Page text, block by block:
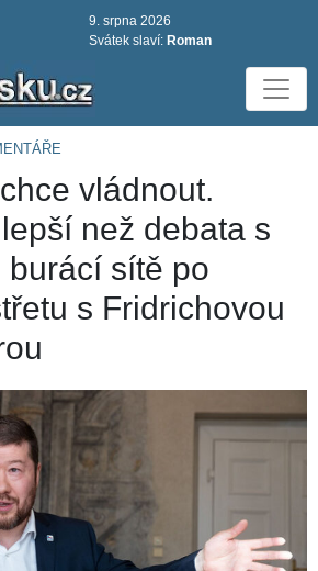
9. srpna 2026
Svátek slaví: Roman
vládnout.
než debata s
burácí sítě po
s Fridrichovou